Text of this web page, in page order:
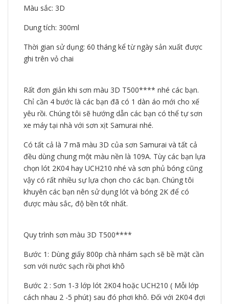
Màu sắc: 3D
Dung tích: 300ml
Thời gian sử dụng: 60 tháng kể từ ngày sản xuất được
ghi trên vỏ chai
Rất đơn giản khi sơn màu 3D T500**** nhé các bạn.
Chỉ cần 4 bước là các bạn đã có 1 dàn áo mới cho xế
yêu rồi. Chúng tôi sẽ hướng dẫn các bạn có thể tự sơn
xe máy tại nhà với sơn xịt Samurai nhé.
Có tất cả là 7 mã màu 3D của sơn Samurai và tất cả
đều dùng chung một màu nền là 109A. Tùy các bạn lựa
chọn lót 2K04 hay UCH210 nhé và sơn phủ bóng cũng
vậy có rất nhiều sự lựa chọn cho các bạn. Chúng tôi
khuyên các bạn nên sử dụng lót và bóng 2K để có
được màu sắc, độ bền tốt nhất.
Quy trình sơn màu 3D T500****
Bước 1: Dùng giấy 800p chà nhám sạch sẽ bề mặt cần
sơn với nước sạch rồi phơi khô
Bước 2 : Sơn 1-3 lớp lót 2K04 hoặc UCH210 ( Mỗi lớp
cách nhau 2 -5 phút) sau đó phơi khô. Đối với 2K04 đợi